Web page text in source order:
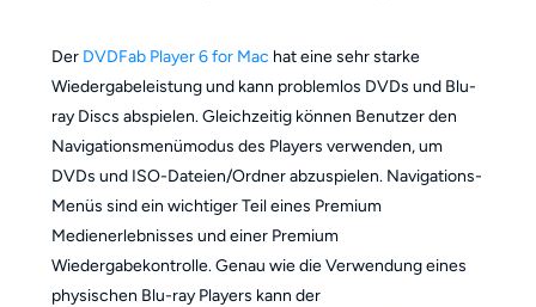
Der DVDFab Player 6 for Mac hat eine sehr starke
Wiedergabeleistung und kann problemlos DVDs und Blu-
ray Discs abspielen. Gleichzeitig können Benutzer den
Navigationsmenümodus des Players verwenden, um
DVDs und ISO-Dateien/Ordner abzuspielen. Navigations-
Menüs sind ein wichtiger Teil eines Premium
Medienerlebnisses und einer Premium
Wiedergabekontrolle. Genau wie die Verwendung eines
physischen Blu-ray Players kann der